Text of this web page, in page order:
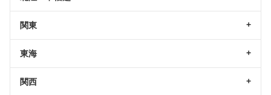
関東
東海
関西